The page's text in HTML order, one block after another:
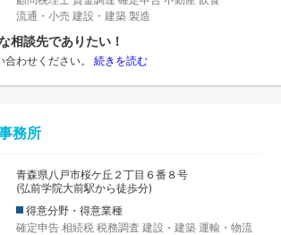
流通・小売 建設・建築 製造
相談先でありたい！
合わせください。 続きを読む
務所
青森県八戸市桜ケ丘２丁目６番８号
(弘前学院大前駅から徒歩分)
得意分野・得意業種
確定申告 相続税 税務調査 建設・建築 運輸・物流